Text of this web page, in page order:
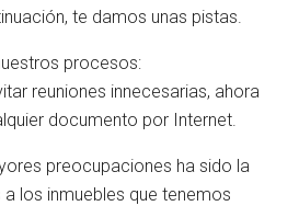
te damos unas pistas.
procesos:
reuniones innecesarias, ahora
documento por Internet.
preocupaciones ha sido la
los inmuebles que tenemos